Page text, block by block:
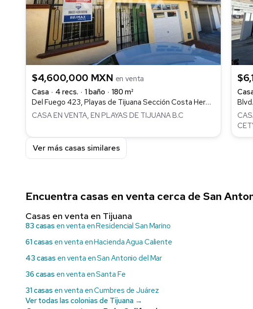
$4,600,000 MXN en venta
Casa
4 recs. 1 baño
180 m²
Del Fuego 423, Playas de Tijuana Sección Costa Hermosa, Tijuana
CASA EN VENTA, EN PLAYAS DE TIJUANA B.C
Ver más casas similares
Encuentra casas en venta cerca de San
Casas en venta en Tijuana
83 casas en venta en Residencial San Marino
61 casas en venta en Hacienda Agua Caliente
43 casas en venta en San Antonio del Mar
36 casas en venta en Santa Fe
31 casas en venta en Cumbres de Juárez
Ver todas las colonias de Tijuana →